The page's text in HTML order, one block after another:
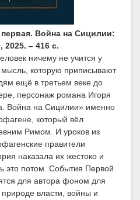
Война на Сицилии:
– 416 с.
ничему не учится у
которую приписывают
ещё в третьем веке до
персонаж романа Игоря
Война на Сицилии» именно
который вёл
Римом. И уроков из
правители
наказала их жестоко и
это потом. События Первой
для автора фоном для
власти, войны и